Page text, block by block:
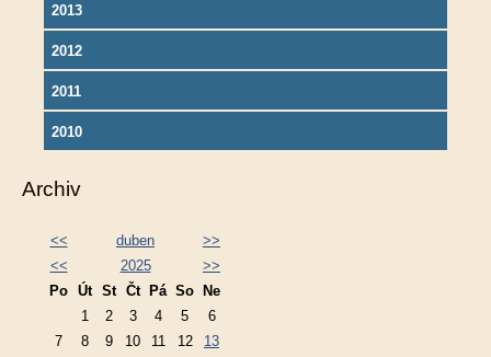
2013
2012
2011
2010
Archiv
<< duben
>>
<<
2025
>>
Po Út St Čt Pá So
Ne
1
2 3 4 5
6
7
8 9 10 11 12
13